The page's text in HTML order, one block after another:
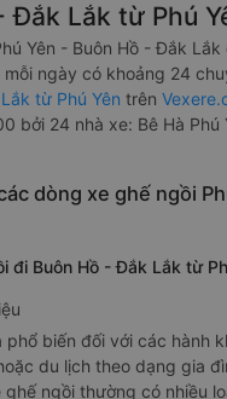
Đắk Lắk từ Phú
Yên - Buôn Hồ - Đắk Lắk
mỗi ngày có khoảng 24
từ Phú Yên trên
bởi 24 nhà xe: Bê Hà Phú
dòng xe ghế ngồi
đi Buôn Hồ - Đắk Lắk từ
phổ biến đối với các hành
du lịch theo dạng gia
ghế ngồi thường có nhiều